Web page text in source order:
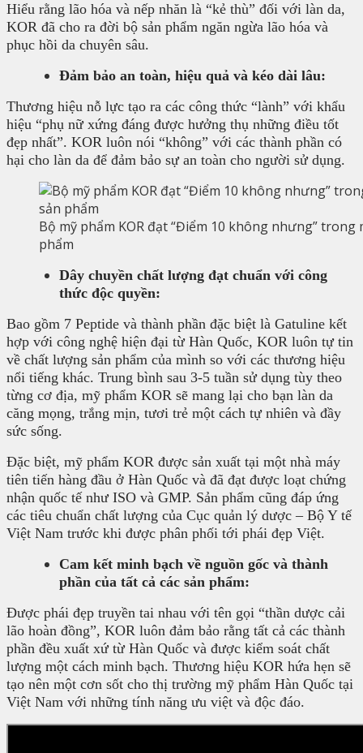
Hiểu rằng lão hóa và nếp nhăn là “kẻ thù” đối với làn da,
KOR đã cho ra đời bộ sản phẩm ngăn ngừa lão hóa và
phục hồi da chuyên sâu.
Đảm bảo an toàn, hiệu quả và kéo dài lâu:
Thương hiệu nỗ lực tạo ra các công thức “lành” với khẩu
hiệu “phụ nữ xứng đáng được hưởng thụ những điều tốt
đẹp nhất”. KOR luôn nói “không” với các thành phần có
hại cho làn da để đảm bảo sự an toàn cho người sử dụng.
Bộ mỹ phẩm KOR đạt “Điểm 10 không nhưng”
phẩm
Dây chuyền chất lượng đạt chuẩn với công
thức độc quyền:
Bao gồm 7 Peptide và thành phần đặc biệt là Gatuline kết
hợp với công nghệ hiện đại từ Hàn Quốc, KOR luôn tự tin
về chất lượng sản phẩm của mình so với các thương hiệu
nổi tiếng khác. Trung bình sau 3-5 tuần sử dụng tùy theo
từng cơ địa, mỹ phẩm KOR sẽ mang lại cho bạn làn da
căng mọng, trắng mịn, tươi trẻ một cách tự nhiên và đầy
sức sống.
Đặc biệt, mỹ phẩm KOR được sản xuất tại một nhà máy
tiên tiến hàng đầu ở Hàn Quốc và đã đạt được loạt chứng
nhận quốc tế như ISO và GMP. Sản phẩm cũng đáp ứng
các tiêu chuẩn chất lượng của Cục quản lý dược – Bộ Y tế
Việt Nam trước khi được phân phối tới phái đẹp Việt.
Cam kết minh bạch về nguồn gốc và thành
phần của tất cả các sản phẩm:
Được phái đẹp truyền tai nhau với tên gọi “thần dược cải
lão hoàn đồng”, KOR luôn đảm bảo rằng tất cả các thành
phần đều xuất xứ từ Hàn Quốc và được kiểm soát chất
lượng một cách minh bạch. Thương hiệu KOR hứa hẹn sẽ
tạo nên một cơn sốt cho thị trường mỹ phẩm Hàn Quốc tại
Việt Nam với những tính năng ưu việt và độc đáo.